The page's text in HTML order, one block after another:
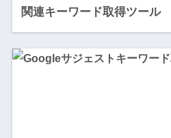
関連キーワード取得ツール